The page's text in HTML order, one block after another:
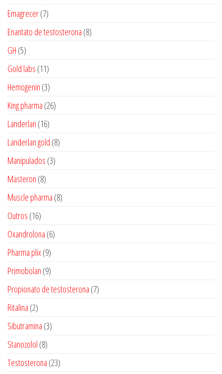
produtos
Emagrecer 77
produtos
Enantato de testosterona 88
GH 55
produtos
Gold labs 1111
produtos
Hemogenin 33
produtos
King pharma 2626
Landerlan 1616
produtos
Landerlan gold 88
Manipulados 33
Masteron 88
produtos
Muscle pharma 88
Outros 1616
produtos
Oxandrolona 66
Pharma plix 99
produtos
Primobolan 99
produtos
Propionato de testosterona 77
Ritalina 22
produtos
Sibutramina 33
Stanozolol 88
produtos
Testosterona 2323